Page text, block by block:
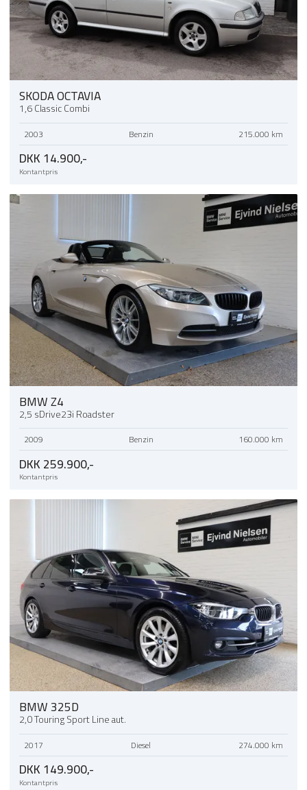
SKODA OCTAVIA
1,6 Classic Combi
2003 Benzin 215.000 km
DKK 14.900,-
Kontantpris
BMW Z4
2,5 sDrive23i Roadster
2009 Benzin 160.000 km
DKK 259.900,-
Kontantpris
BMW 325D
2,0 Touring Sport Line aut.
2017 Diesel 274.000 km
DKK 149.900,-
Kontantpris